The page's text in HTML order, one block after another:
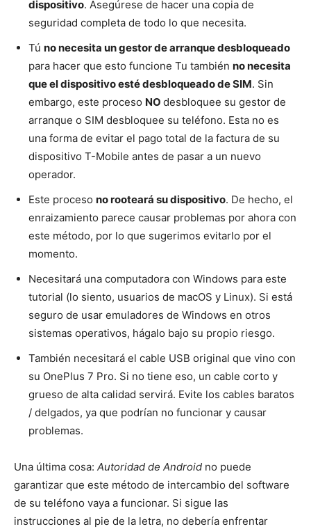
dispositivo. Asegúrese de hacer una copia de
seguridad completa de todo lo que necesita.
Tú no necesita un gestor de arranque desbloqueado
para hacer que esto funcione Tu también no necesita
que el dispositivo esté desbloqueado de SIM. Sin
embargo, este proceso NO desbloquee su gestor de
arranque o SIM desbloquee su teléfono. Esta no es
una forma de evitar el pago total de la factura de su
dispositivo T-Mobile antes de pasar a un nuevo
operador.
Este proceso no rooteará su dispositivo. De hecho, el
enraizamiento parece causar problemas por ahora con
este método, por lo que sugerimos evitarlo por el
momento.
Necesitará una computadora con Windows para este
tutorial (lo siento, usuarios de macOS y Linux). Si está
seguro de usar emuladores de Windows en otros
sistemas operativos, hágalo bajo su propio riesgo.
También necesitará el cable USB original que vino con
su OnePlus 7 Pro. Si no tiene eso, un cable corto y
grueso de alta calidad servirá. Evite los cables baratos
/ delgados, ya que podrían no funcionar y causar
problemas.
Una última cosa: Autoridad de Android no puede
garantizar que este método de intercambio del software
de su teléfono vaya a funcionar. Si sigue las
instrucciones al pie de la letra, no debería enfrentar